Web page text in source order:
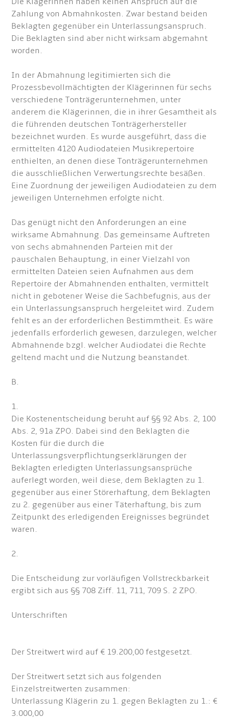
Zahlung von Abmahnkosten. Zwar bestand beiden
Beklagten gegenüber ein Unterlassungsanspruch.
Die Beklagten sind aber nicht wirksam abgemahnt
worden.
In der Abmahnung legitimierten sich die
Prozessbevollmächtigten der Klägerinnen für sechs
verschiedene Tonträgerunternehmen, unter
anderem die Klägerinnen, die in ihrer Gesamtheit als
die führenden deutschen Tonträgerhersteller
bezeichnet wurden. Es wurde ausgeführt, dass die
ermittelten 4120 Audiodateien Musikrepertoire
enthielten, an denen diese Tonträgerunternehmen
die ausschließlichen Verwertungsrechte besäßen.
Eine Zuordnung der jeweiligen Audiodateien zu dem
jeweiligen Unternehmen erfolgte nicht.
Das genügt nicht den Anforderungen an eine
wirksame Abmahnung. Das gemeinsame Auftreten
von sechs abmahnenden Parteien mit der
pauschalen Behauptung, in einer Vielzahl von
ermittelten Dateien seien Aufnahmen aus dem
Repertoire der Abmahnenden enthalten, vermittelt
nicht in gebotener Weise die Sachbefugnis, aus der
ein Unterlassungsanspruch hergeleitet wird. Zudem
fehlt es an der erforderlichen Bestimmtheit. Es wäre
jedenfalls erforderlich gewesen, darzulegen, welcher
Abmahnende bzgl. welcher Audiodatei die Rechte
geltend macht und die Nutzung beanstandet.
B.
1.
Die Kostenentscheidung beruht auf §§ 92 Abs. 2, 100
Abs. 2, 91a ZPO. Dabei sind den Beklagten die
Kosten für die durch die
Unterlassungsverpflichtungserklärungen der
Beklagten erledigten Unterlassungsansprüche
auferlegt worden, weil diese, dem Beklagten zu 1.
gegenüber aus einer Störerhaftung, dem Beklagten
zu 2. gegenüber aus einer Täterhaftung, bis zum
Zeitpunkt des erledigenden Ereignisses begründet
waren.
2.
Die Entscheidung zur vorläufigen Vollstreckbarkeit
ergibt sich aus §§ 708 Ziff. 11, 711, 709 S. 2 ZPO.
Unterschriften
Der Streitwert wird auf € 19.200,00 festgesetzt.
Der Streitwert setzt sich aus folgenden
Einzelstreitwerten zusammen:
Unterlassung Klägerin zu 1. gegen Beklagten zu 1.: €
3.000,00